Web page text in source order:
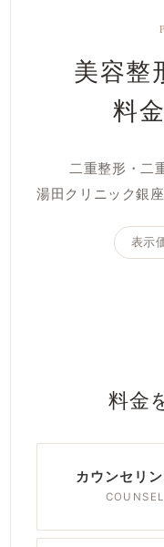
美容整
料
二重整形・二
湯田クリニック銀
表示
料金
カウンセリ